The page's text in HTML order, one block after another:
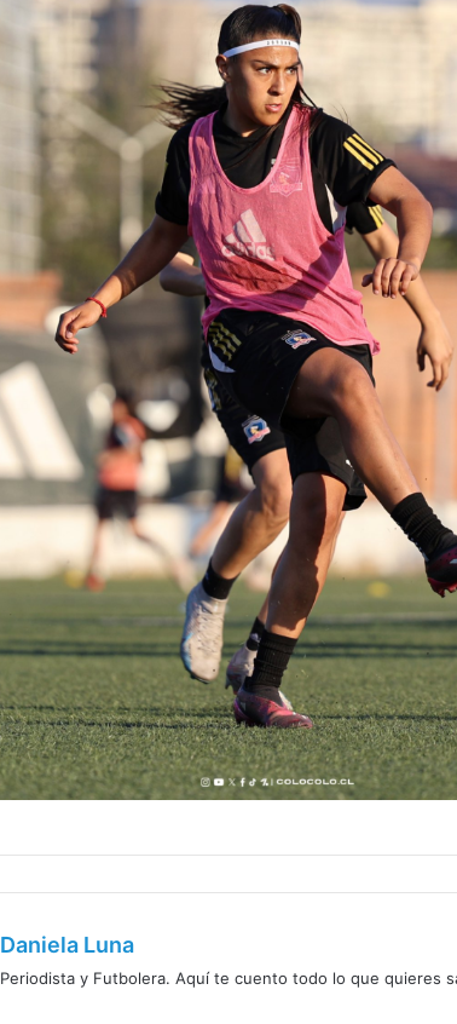
Daniela Luna
Periodista y Futbolera. Aquí te cuento todo lo que quieres